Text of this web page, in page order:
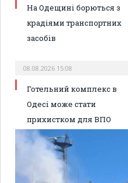
На Одещині борються з
крадіями транспортних
засобів
08.08.2026 15:08
Готельний комплекс в
Одесі може стати
прихистком для ВПО